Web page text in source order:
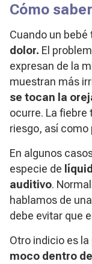
Cómo
Cuando un
dolor. El
expresan de la
muestran más
se tocan la
ocurre. La fiebre
riesgo, así como
En algunos
especie de
auditivo.
hablamos de
debe evitar que
Otro indicio es la
moco dentro